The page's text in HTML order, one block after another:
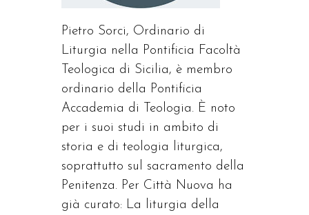
Pietro Sorci, Ordinario di
Liturgia nella Pontificia Facoltà
Teologica di Sicilia, è membro
ordinario della Pontificia
Accademia di Teologia. È noto
per i suoi studi in ambito di
storia e di teologia liturgica,
soprattutto sul sacramento della
Penitenza. Per Città Nuova ha
già curato: La liturgia della